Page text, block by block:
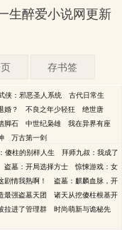
生醉爱小说网更新
存书签
侠：邪恶圣人系统
古代日常生
婚？ 不良之年少轻狂
绝世唐
脚石 中世纪枭雄
我在异界有座
万古第一剑
傻柱的别样人生
拜师九叔：我成了
盗墓：开局选择方士
惊悚游戏：女
剧情我熟啊！
盗墓：麒麟血脉，开
最强盗墓天团
诸天从挖傻柱根基开
拉进了管理群
时尚萌新与诡秘先